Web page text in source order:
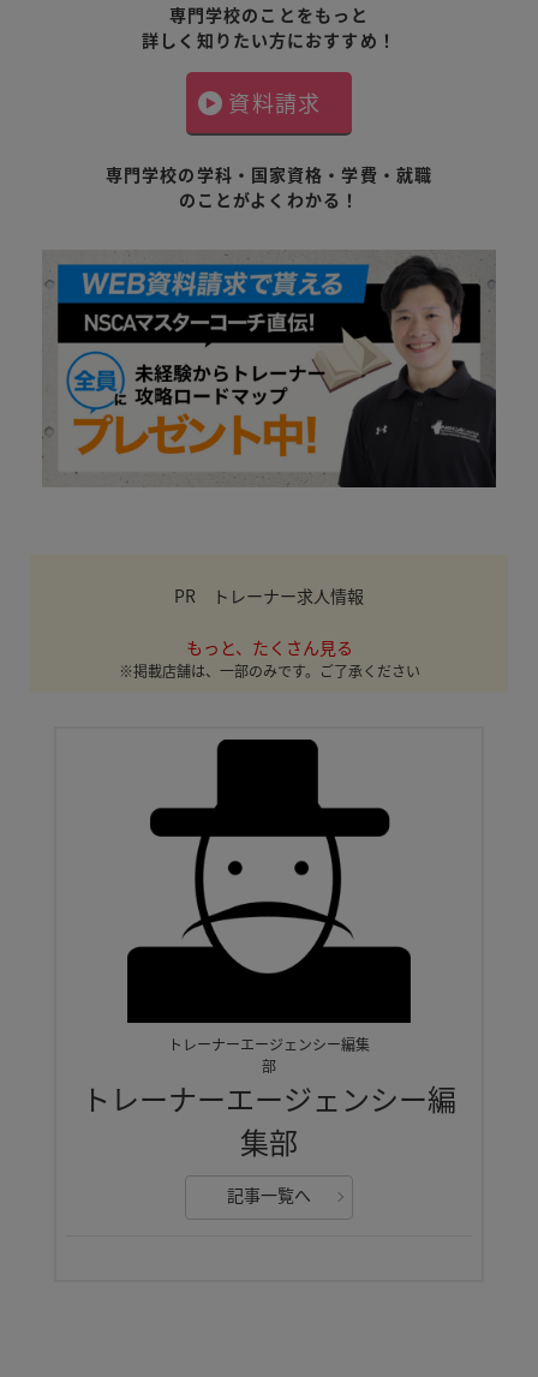
専門学校のことをもっと
詳しく知りたい方におすすめ！
資料請求
専門学校の学科・国家資格・学費・就職
のことがよくわかる！
PR トレーナー求人情報
もっと、たくさん見る
※掲載店舗は、一部のみです。ご了承ください
トレーナーエージェンシー編集
部
トレーナーエージェンシー編
集部
記事一覧へ